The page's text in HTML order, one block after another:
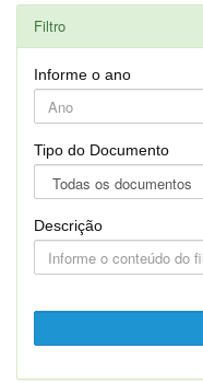
Filtro
Informe o ano
Tipo do Documento
Descrição